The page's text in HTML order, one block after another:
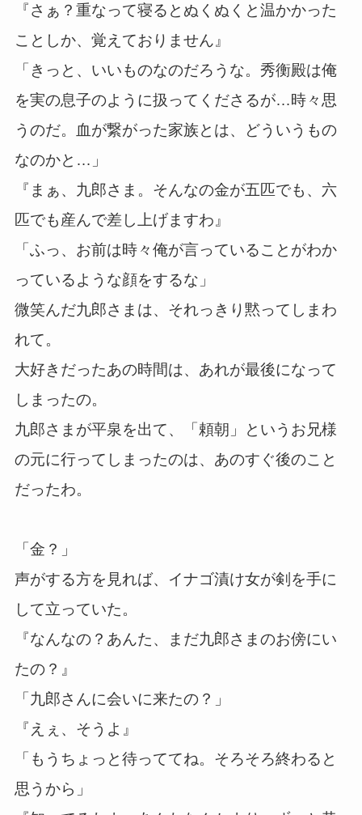
『さぁ？重なって寝るとぬくぬくと温かかった
ことしか、覚えておりません』
「きっと、いいものなのだろうな。秀衡殿は俺
を実の息子のように扱ってくださるが…時々思
うのだ。血が繋がった家族とは、どういうもの
なのかと…」
『まぁ、九郎さま。そんなの金が五匹でも、六
匹でも産んで差し上げますわ』
「ふっ、お前は時々俺が言っていることがわか
っているような顔をするな」
微笑んだ九郎さまは、それっきり黙ってしまわ
れて。
大好きだったあの時間は、あれが最後になって
しまったの。
九郎さまが平泉を出て、「頼朝」というお兄様
の元に行ってしまったのは、あのすぐ後のこと
だったわ。
「金？」
声がする方を見れば、イナゴ漬け女が剣を手に
して立っていた。
『なんなの？あんた、まだ九郎さまのお傍にい
たの？』
「九郎さんに会いに来たの？」
『えぇ、そうよ』
「もうちょっと待っててね。そろそろ終わると
思うから」